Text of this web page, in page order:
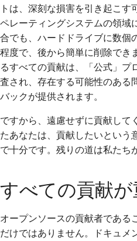
プルリクエストの送信
レビューを提供するこ
と
新しい問題の提出
コンテンツの翻訳
リリースプロセス
AIに関する方針
トは、深刻な損害を引き起こ
ペレーティングシステムの領域
合でも、ハードドライブに数個
程度で、後から簡単に削除でき
るすべての貢献は、「公式」プ
査され、存在する可能性のある
バックが提供されます。
ですから、遠慮せずに貢献して
たあなたは、貢献したいという
で十分です。残りの道は私たち
すべての貢献が
オープンソースの貢献者である
だけではありません。ドキュメ